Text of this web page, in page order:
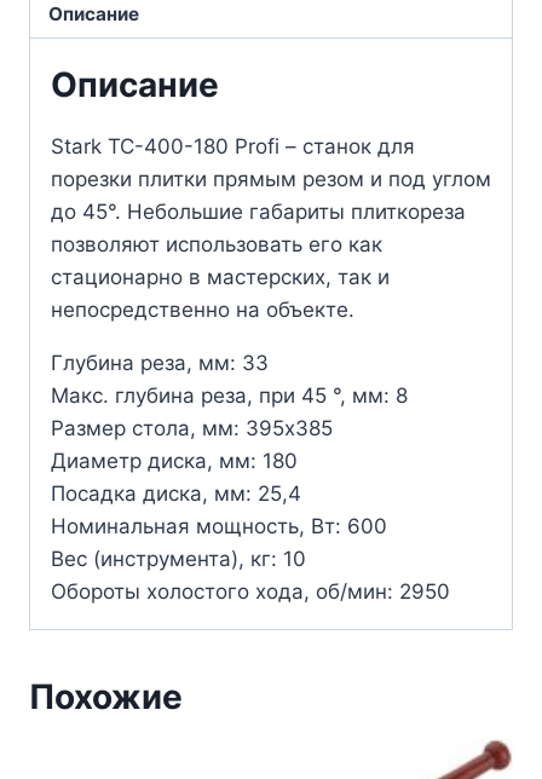
Описание
Описание
Stark TC-400-180 Profi – станок для
порезки плитки прямым резом и под углом
до 45°. Небольшие габариты плиткореза
позволяют использовать его как
стационарно в мастерских, так и
непосредственно на объекте.
Глубина реза, мм: 33
Макс. глубина реза, при 45 °, мм: 8
Размер стола, мм: 395х385
Диаметр диска, мм: 180
Посадка диска, мм: 25,4
Номинальная мощность, Вт: 600
Вес (инструмента), кг: 10
Обороты холостого хода, об/мин: 2950
Похожие